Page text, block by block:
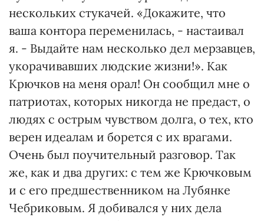
нескольких стукачей. «Докажите, что
ваша контора переменилась, - настаивал
я. - Выдайте нам несколько дел мерзавцев,
укорачивавших людские жизни!». Как
Крючков на меня орал! Он сообщил мне о
патриотах, которых никогда не предаст, о
людях с острым чувством долга, о тех, кто
верен идеалам и борется с их врагами.
Очень был поучительный разговор. Так
же, как и два других: с тем же Крючковым
и с его предшественником на Лубянке
Чебриковым. Я добивался у них дела